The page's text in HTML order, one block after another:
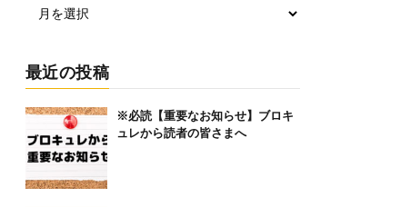
最近の投稿
※必読【重要なお知らせ】ブロキ
ュレから読者の皆さまへ